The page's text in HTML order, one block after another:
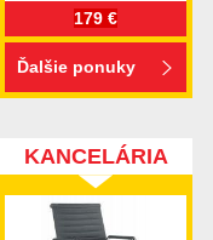
179 €
Ďalšie ponuky
KANCELÁRIA